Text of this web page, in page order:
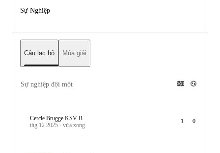
Sự Nghiệp
Câu lạc bộ Mùa giải
Sự nghiệp đội một
Cercle Brugge KSV B
thg 12 2025 - vừa xong
1 0